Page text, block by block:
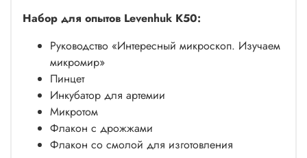
Набор для опытов Levenhuk K50:
Руководство «Интересный микроскоп. Изучаем
микромир»
Пинцет
Инкубатор для артемии
Микротом
Флакон с дрожжами
Флакон со смолой для изготовления